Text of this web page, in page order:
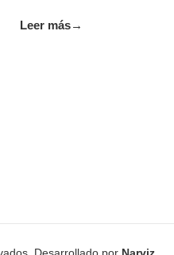
Leer más→